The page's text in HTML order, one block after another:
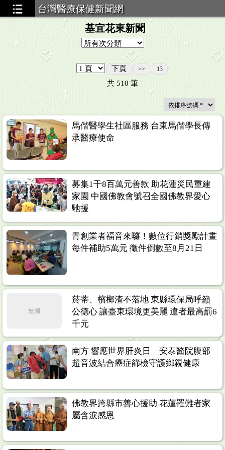
台灣醫療保健新聞網
基宜花東新聞
下頁 >> 13
共 510 筆
馬偕醫學生社區服務 台東馬偕學長傳
承醫療使命
募集1千8百萬元善款 助花蓮災民重建
家園 中國佛教會號召全國佛教界愛心
馳援
青創業者福音來囉！數位行銷獎勵計畫
每件補助5萬元 徵件倒數至8月21日
無圖
菸蒂、檳榔渣不落地 東縣環保局呼籲
公德心 讓臺東環境更美麗 違者最高罰6
千元
南方 響應世界肝炎日 安泰醫院腹部
超音波結合癌症篩檢守護鄉親健康
佛教界跨縣市善心援助 花蓮罹難者家
屬含淚感恩